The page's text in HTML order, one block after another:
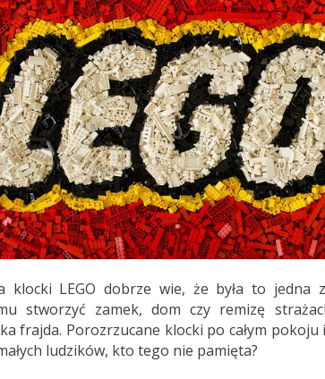
klocki LEGO dobrze wie, że była to jedna
stworzyć zamek, dom czy remizę
frajda. Porozrzucane klocki po całym
ludzików, kto tego nie pamięta?